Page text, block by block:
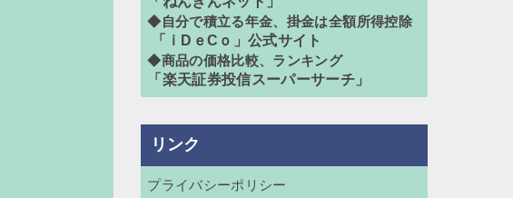
◆自分で積立る年金、掛金は全額所得控除
「ｉDｅCｏ」公式サイト
◆商品の価格比較、ランキング
「楽天証券投信スーパーサーチ」
リンク
プライバシーポリシー